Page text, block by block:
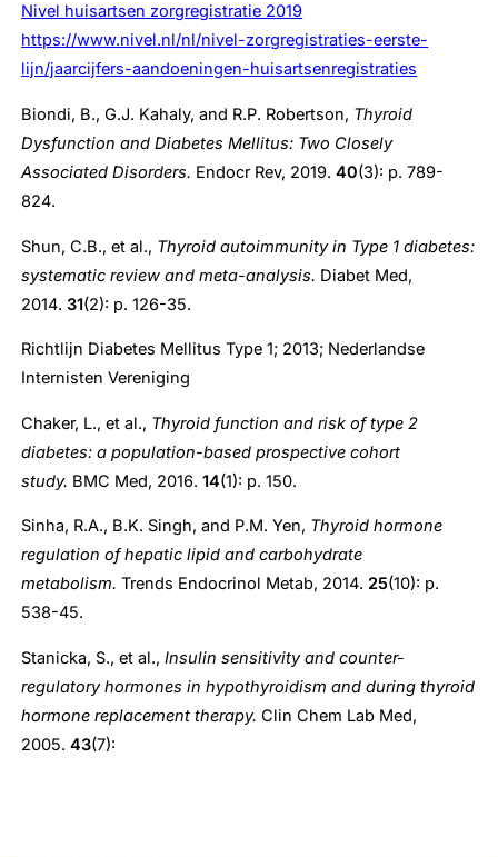
Nivel huisartsen zorgregistratie 2019
https://www.nivel.nl/nl/nivel-zorgregistraties-eerste-
lijn/jaarcijfers-aandoeningen-huisartsenregistraties
Biondi, B., G.J. Kahaly, and R.P. Robertson, Thyroid
Dysfunction and Diabetes Mellitus: Two Closely
Associated Disorders. Endocr Rev, 2019.40(3): p. 789-
824.
Shun, C.B., et al., Thyroid autoimmunity in Type 1 diabetes:
systematic review and meta-analysis. Diabet Med,
2014.31(2): p. 126-35.
Richtlijn Diabetes Mellitus Type 1; 2013; Nederlandse
Internisten Vereniging
Chaker, L., et al., Thyroid function and risk of type 2
diabetes: a population-based prospective cohort
study. BMC Med, 2016.14(1): p. 150.
Sinha, R.A., B.K. Singh, and P.M. Yen, Thyroid hormone
regulation of hepatic lipid and carbohydrate
metabolism. Trends Endocrinol Metab, 2014. 25(10): p.
538-45.
Stanicka, S., et al.,Insulin sensitivity and counter-
regulatory hormones in hypothyroidism and during thyroid
hormone replacement therapy. Clin Chem Lab Med,
2005.43(7):